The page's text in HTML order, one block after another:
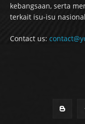
kebangsaan, serta
terkait isu-isu
Contact us: